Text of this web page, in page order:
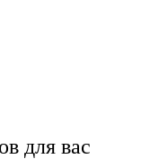
для вас